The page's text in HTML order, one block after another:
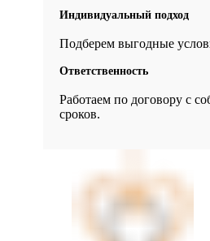
Индивидуальный подход
Подберем выгодные
Ответственность
Работаем по договору с
сроков.